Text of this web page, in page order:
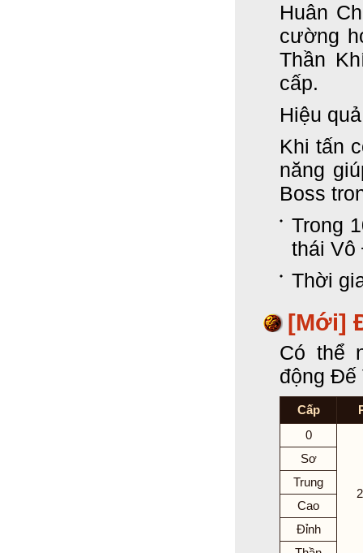
Huân
cường
Thần
cấp.
Hiệu
Khi tấn
năng
Boss
Trong
thái Vô
Thời
[Mới]
Có thể
động Đế
Cấp
0
Sơ
Trung
Cao
Đỉnh